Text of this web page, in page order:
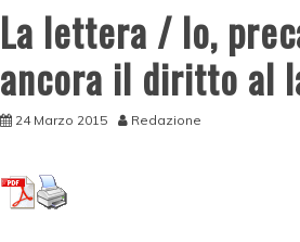
La lettera / Io,
ancora il diritto al
24 Marzo 2015 Redazione